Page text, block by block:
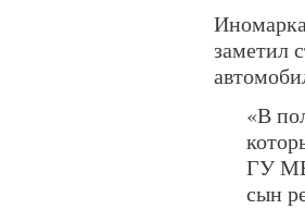
заметил
«В
ГУ
сын